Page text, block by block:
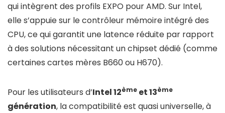
qui intègrent des profils EXPO pour AMD. Sur Intel,
elle s’appuie sur le contrôleur mémoire intégré des
CPU, ce qui garantit une latence réduite par rapport
à des solutions nécessitant un chipset dédié (comme
certaines cartes mères B660 ou H670).
Pour les utilisateurs d’Intel 12ème et 13ème
génération, la compatibilité est quasi universelle, à